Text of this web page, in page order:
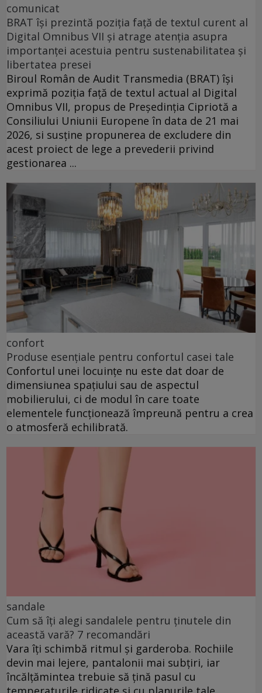
comunicat
BRAT își prezintă poziția față de textul curent al
Digital Omnibus VII și atrage atenția asupra
importanței acestuia pentru sustenabilitatea și
libertatea presei
Biroul Român de Audit Transmedia (BRAT) își
exprimă poziția față de textul actual al Digital
Omnibus VII, propus de Președinția Cipriotă a
Consiliului Uniunii Europene în data de 21 mai
2026, si susține propunerea de excludere din
acest proiect de lege a prevederii privind
gestionarea ...
confort
Produse esențiale pentru confortul casei tale
Confortul unei locuințe nu este dat doar de
dimensiunea spațiului sau de aspectul
mobilierului, ci de modul în care toate
elementele funcționează împreună pentru a crea
o atmosferă echilibrată.
sandale
Cum să îți alegi sandalele pentru ținutele din
această vară? 7 recomandări
Vara îți schimbă ritmul și garderoba. Rochiile
devin mai lejere, pantalonii mai subțiri, iar
încălțămintea trebuie să țină pasul cu